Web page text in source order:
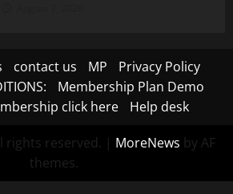
contact us MP
Privacy Policy
Membership Plan Demo
click here Help desk
rights reserved. | MoreNews by AF
themes.